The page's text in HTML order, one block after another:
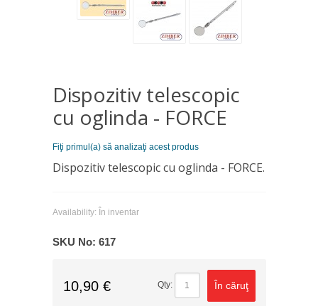
Dispozitiv telescopic
cu oglinda - FORCE
Fiţi primul(a) să analizaţi acest produs
Dispozitiv telescopic cu oglinda - FORCE.
Availability: În inventar
SKU No: 617
10,90 € Qty: În căruţ